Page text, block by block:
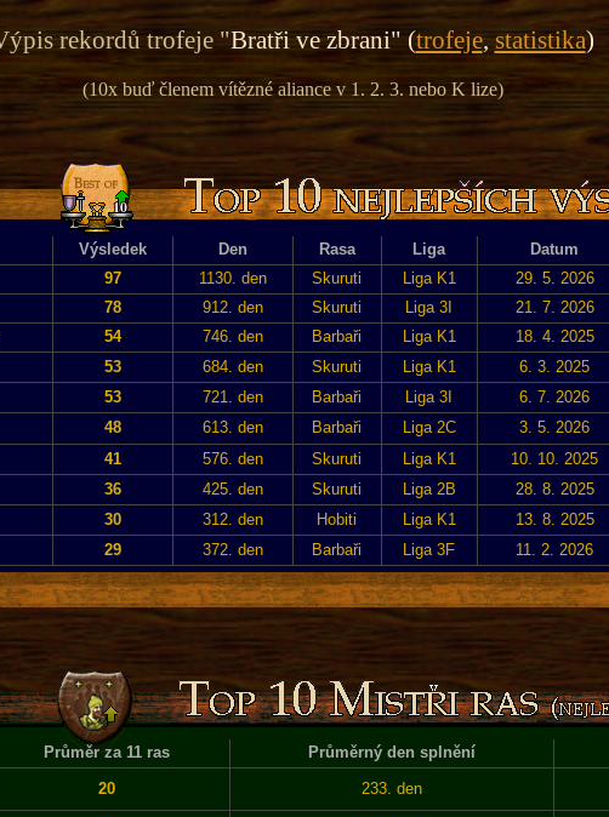
rekordů trofeje "Bratři ve zbrani" (trofeje, statistika)
(10x buď členem vítězné aliance v 1. 2. 3. nebo K lize)
Výsledek Den Rasa Liga Datum
97 1130. den Skuruti Liga K1 29. 5. 2026
78 912. den Skuruti Liga 3I 21. 7. 2026
54 746. den Barbaři Liga K1 18. 4. 2025
53 684. den Skuruti Liga K1 6. 3. 2025
53 721. den Barbaři Liga 3I 6. 7. 2026
48 613. den Barbaři Liga 2C 3. 5. 2026
41 576. den Skuruti Liga K1 10. 10. 2025
36 425. den Skuruti Liga 2B 28. 8. 2025
30 312. den Hobiti Liga K1 13. 8. 2025
29 372. den Barbaři Liga 3F 11. 2. 2026
Průměr za 11 ras Průměrný den splnění
20 233. den